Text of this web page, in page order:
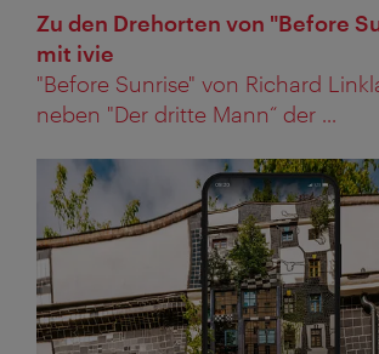
Zu den Drehorten von "Before
mit ivie
"Before Sunrise" von Richard
neben "Der dritte Mann“ der ...